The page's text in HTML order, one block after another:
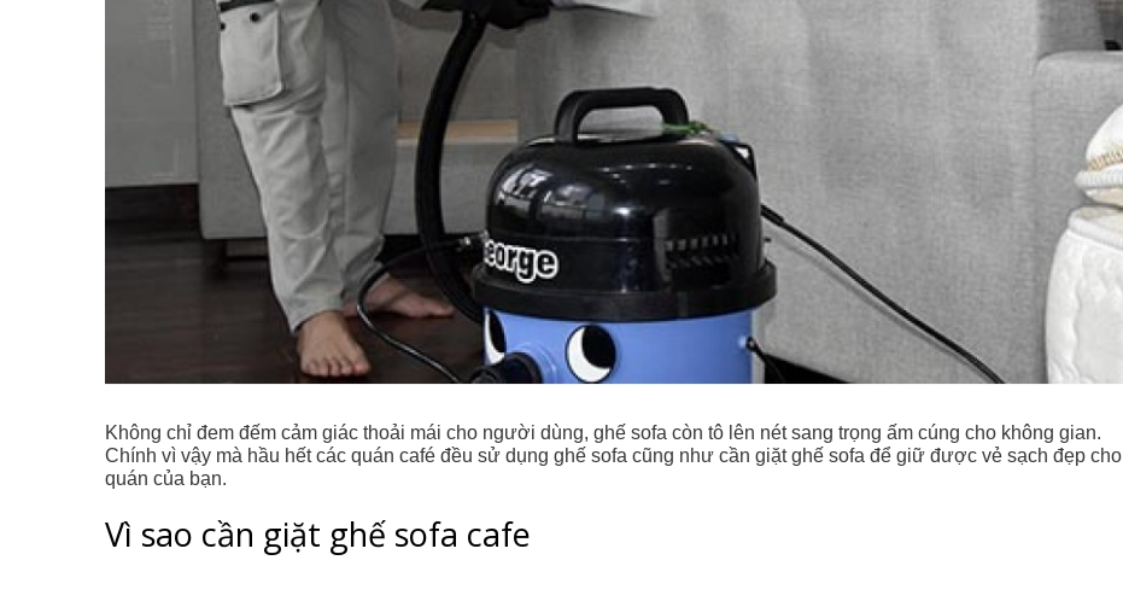
Không chỉ đem đếm cảm giác thoải mái cho người dùng, ghế sofa còn tô lên nét sang trọng ấm cúng cho không gian.
Chính vì vậy mà hầu hết các quán café đều sử dụng ghế sofa cũng như cần giặt ghế sofa để giữ được vẻ sạch đẹp cho
quán của bạn.
Vì sao cần giặt ghế sofa cafe